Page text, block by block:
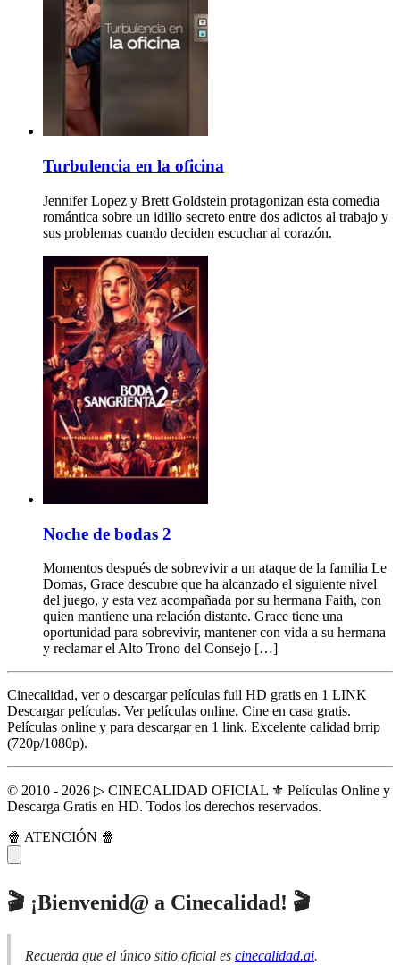
Turbulencia en la oficina
Jennifer Lopez y Brett Goldstein protagonizan esta comedia
romántica sobre un idilio secreto entre dos adictos al trabajo y
sus problemas cuando deciden escuchar al corazón.
Noche de bodas 2
Momentos después de sobrevivir a un ataque de la familia Le
Domas, Grace descubre que ha alcanzado el siguiente nivel
del juego, y esta vez acompañada por su hermana Faith, con
quien mantiene una relación distante. Grace tiene una
oportunidad para sobrevivir, mantener con vida a su hermana
y reclamar el Alto Trono del Consejo […]
Cinecalidad, ver o descargar películas full HD gratis en 1 LINK
Descargar películas. Ver películas online. Cine en casa gratis.
Películas online y para descargar en 1 link. Excelente calidad brrip
(720p/1080p).
© 2010 - 2026 ▷ CINECALIDAD OFICIAL ⚜️ Películas Online y
Descarga Gratis en HD. Todos los derechos reservados.
🍿 ATENCIÓN 🍿
🎬 ¡Bienvenid@ a Cinecalidad! 🎬
Recuerda que el único sitio oficial es cinecalidad.ai.